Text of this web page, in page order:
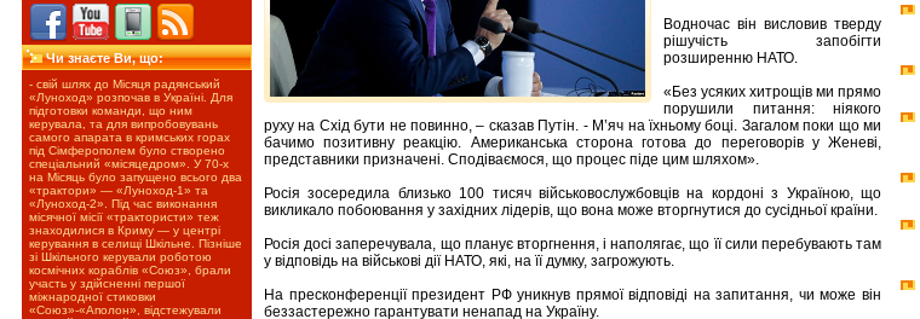
Чи знаєте Ви, що:
- свій шлях до Місяця радянський
«Луноход» розпочав в Україні. Для
підготовки команди, що ним
керувала, та для випробовувань
самого апарата в кримських горах
під Сімферополем було створено
спеціальний «місяцедром». У 70-х
на Місяць було запущено всього два
«трактори» — «Луноход-1» та
«Луноход-2». Під час виконання
місячної місії «трактористи» теж
знаходилися в Криму — у центрі
керування в селищі Шкільне. Пізніше
зі Шкільного керували роботою
космічних кораблів «Союз», брали
участь у здійсненні першої
міжнародної стиковки
«Союз»-«Аполон», відстежували
Водночас він висловив тверду
рішучість запобігти
розширенню НАТО.
«Без усяких хитрощів ми прямо
порушили питання: ніякого
руху на Схід бути не повинно, – сказав Путін. - М’яч на їхньому боці. Загалом поки що ми
бачимо позитивну реакцію. Американська сторона готова до переговорів у Женеві,
представники призначені. Сподіваємося, що процес піде цим шляхом».
Росія зосередила близько 100 тисяч військовослужбовців на кордоні з Україною, що
викликало побоювання у західних лідерів, що вона може вторгнутися до сусідньої країни.
Росія досі заперечувала, що планує вторгнення, і наполягає, що її сили перебувають там
у відповідь на військові дії НАТО, які, на її думку, загрожують.
На пресконференції президент РФ уникнув прямої відповіді на запитання, чи може він
беззастережно гарантувати ненапад на Україну.